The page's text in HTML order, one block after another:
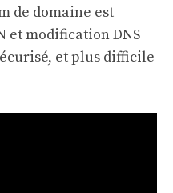
de domaine est
et modification DNS
et plus difficile